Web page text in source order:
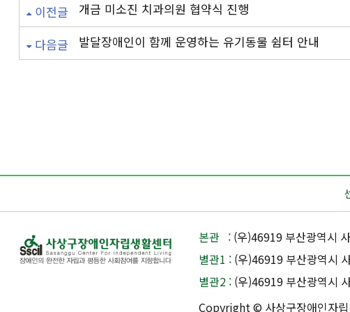
이전글 개금 미소진 치과의원 협약식 진행
다음글 발달장애인이 함께 운영하는 유기동물 쉼터 안내
본관 : (우)46919 부산광역시
별관1 : (우)46919 부산광역시
별관2 : (우)46919 부산광역시
Copyright © 사상구장애인자